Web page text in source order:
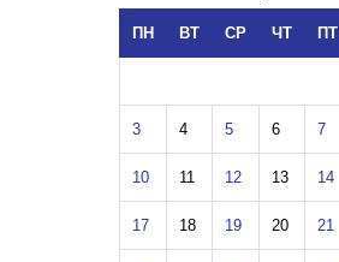
ПН ВТ СР ЧТ ПТ
3 4 5 6 7
10 11 12 13 14
17 18 19 20 21